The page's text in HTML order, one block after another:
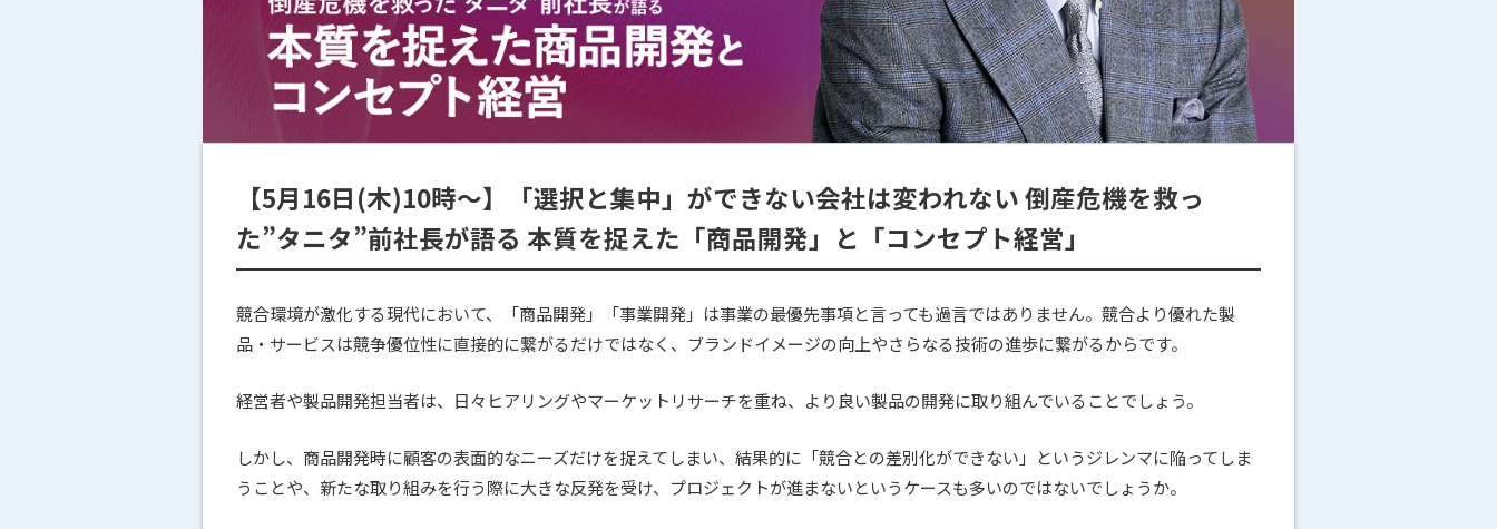
【5月16日(木)10時～】「選択と集中」ができない会社は変われない 倒産危機を救っ
た”タニタ”前社長が語る 本質を捉えた「商品開発」と「コンセプト経営」
競合環境が激化する現代において、「商品開発」「事業開発」は事業の最優先事項と言っても過言ではありません。競合より優れた製
品・サービスは競争優位性に直接的に繋がるだけではなく、ブランドイメージの向上やさらなる技術の進歩に繋がるからです。
経営者や製品開発担当者は、日々ヒアリングやマーケットリサーチを重ね、より良い製品の開発に取り組んでいることでしょう。
しかし、商品開発時に顧客の表面的なニーズだけを捉えてしまい、結果的に「競合との差別化ができない」というジレンマに陥ってしま
うことや、新たな取り組みを行う際に大きな反発を受け、プロジェクトが進まないというケースも多いのではないでしょうか。